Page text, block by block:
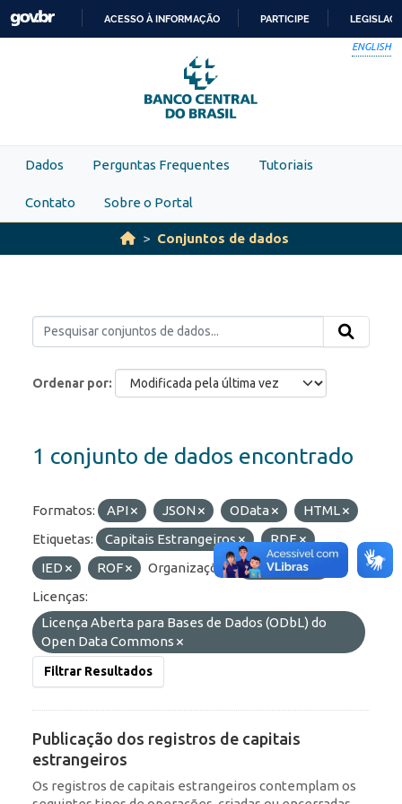
Skip to main content
PARA
O
CONTEÚDO
ACESSO À INFORMAÇÃO PARTICIPE
ENGLISH
Dados Perguntas Frequentes Tutoriais
Contato Sobre o Portal
Conjuntos de dados
Ordenar por
1 conjunto de dados encontrado
Formatos: API JSON OData
HTML
Etiquetas:
Capitais Estrangeiros
RDE
IED
ROF Organizações:
BCB/Dstat
Licenças:
Licença Aberta para Bases de Dados (ODbL) do
Open Data Commons
Filtrar Resultados
Publicação dos registros de capitais
estrangeiros
Os registros de capitais estrangeiros contemplam os